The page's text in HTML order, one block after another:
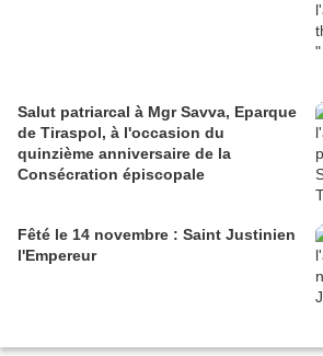
Salut patriarcal à Mgr Savva, Eparque
de Tiraspol, à l'occasion du
quinzième anniversaire de la
Consécration épiscopale
Fêté le 14 novembre : Saint Justinien
l'Empereur